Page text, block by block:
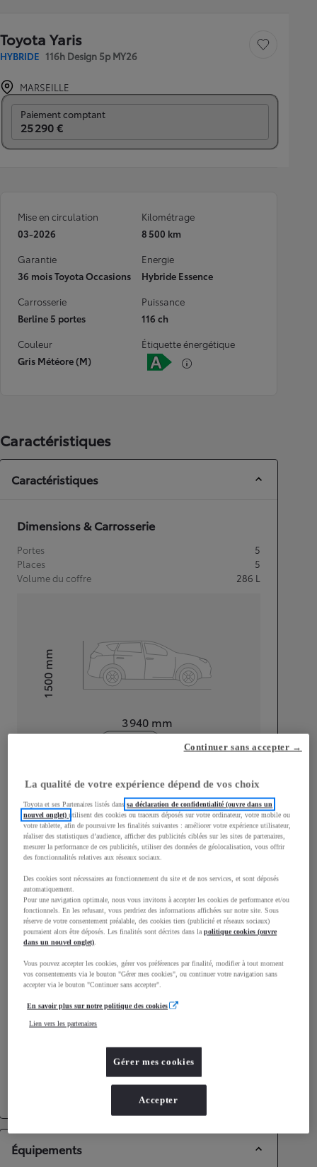
Toyota Yaris
HYBRIDE 116h Design 5p MY26
Sauvegarder le
MARSEILLE
Paiement comptant
25 290 €
Mise en circulation
03-2026
Kilométrage
8 500 km
Garantie
36 mois Toyota Occasions
Energie
Hybride Essence
Carrosserie
Berline 5 portes
Puissance
116 ch
Couleur
Gris Météore (M)
Étiquette énergétique
Caractéristiques
Caractéristiques
Dimensions & Carrosserie
Portes
5
Places
5
Volume du coffre
286 L
3 940 mm
Hauteur1 500
mm
Largeur
1 745mm
Consommation mixte
Consommation mixte 4L/100 km
Émissions CO2
98g/km
Performances
Accélération 0-100km/h
Roues motrices avant
Équipements
La qualité de votre expérience dépend de vos choix
Toyota et ses Partenaires listés danssa déclaration de confidentialité (ouvre dans un
nouvel onglet)utilisent des cookies ou traceurs déposés sur votre ordinateur, votre mobile ou
votre tablette, afin de poursuivre les finalités suivantes : améliorer votre expérience utilisateur,
réaliser des statistiques d’audience, afficher des publicités ciblées sur les sites de partenaires,
mesurer la performance de ces publicités, utiliser des données de géolocalisation, vous offrir
des fonctionnalités relatives aux réseaux sociaux.
Des cookies sont nécessaires au fonctionnement du site et de nos services, et sont déposés
automatiquement.
Pour une navigation optimale, nous vous invitons à accepter les cookies de performance et/ou
fonctionnels. En les refusant, vous perdriez des informations affichées sur notre site. Sous
réserve de votre consentement préalable, des cookies tiers (publicité et réseaux sociaux)
pourraient alors être déposés. Les finalités sont décrites dans lapolitique cookies (ouvre
dans un nouvel onglet).
Vous pouvez accepter les cookies, gérer vos préférences par finalité, modifier à tout moment
vos consentements via le bouton "Gérer mes cookies", ou continuer votre navigation sans
accepter via le bouton "Continuer sans accepter".
En savoir plus sur notre politique des cookies
Lien vers les partenaires
Gérer mes cookies
Continuer sans accepter →
Accepter